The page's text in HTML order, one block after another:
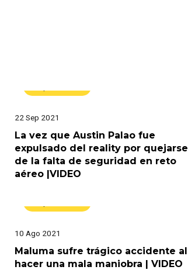
22 Sep 2021
La vez que Austin Palao fue
expulsado del reality por quejarse
de la falta de seguridad en reto
aéreo |VIDEO
10 Ago 2021
Maluma sufre trágico accidente al
hacer una mala maniobra | VIDEO